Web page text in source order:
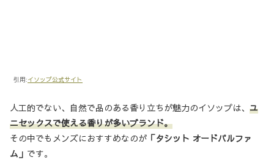
引用:イソップ公式サイト
人工的でない、自然で品のある香り立ちが魅力のイソップは、 ユ
ニセックスで使える香りが多いブランド。
その中でもメンズにおすすめなのが 「タシット オードパルファ
ム」 です。